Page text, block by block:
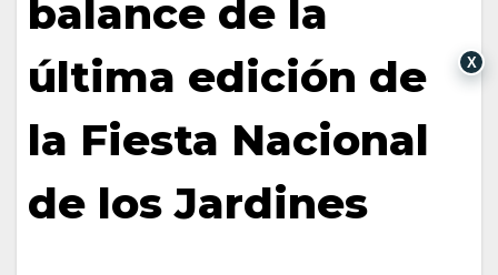
balance de la
última edición de
la Fiesta Nacional
de los Jardines
X